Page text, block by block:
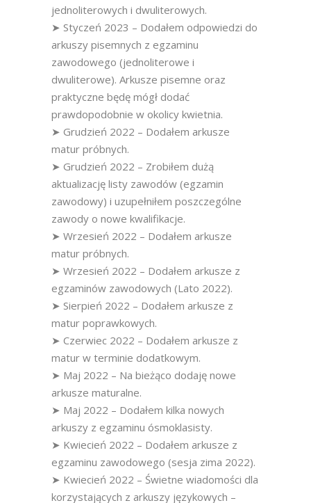
jednoliterowych i dwuliterowych.
➤ Styczeń 2023 – Dodałem odpowiedzi do
arkuszy pisemnych z egzaminu
zawodowego (jednoliterowe i
dwuliterowe). Arkusze pisemne oraz
praktyczne będę mógł dodać
prawdopodobnie w okolicy kwietnia.
➤ Grudzień 2022 – Dodałem arkusze
matur próbnych.
➤ Grudzień 2022 – Zrobiłem dużą
aktualizację listy zawodów (egzamin
zawodowy) i uzupełniłem poszczególne
zawody o nowe kwalifikacje.
➤ Wrzesień 2022 – Dodałem arkusze
matur próbnych.
➤ Wrzesień 2022 – Dodałem arkusze z
egzaminów zawodowych (Lato 2022).
➤ Sierpień 2022 – Dodałem arkusze z
matur poprawkowych.
➤ Czerwiec 2022 – Dodałem arkusze z
matur w terminie dodatkowym.
➤ Maj 2022 – Na bieżąco dodaję nowe
arkusze maturalne.
➤ Maj 2022 – Dodałem kilka nowych
arkuszy z egzaminu ósmoklasisty.
➤ Kwiecień 2022 – Dodałem arkusze z
egzaminu zawodowego (sesja zima 2022).
➤ Kwiecień 2022 – Świetne wiadomości dla
korzystających z arkuszy językowych –